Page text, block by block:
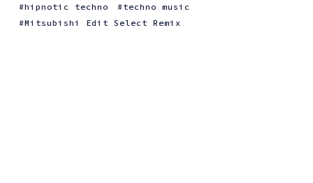
hipnotic techno
techno music
Mitsubishi Edit Select Remix